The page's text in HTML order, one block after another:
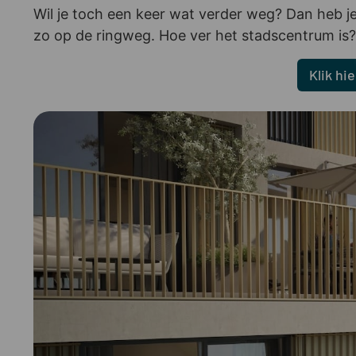
Wil je toch een keer wat verder weg? Dan heb
zo op de ringweg. Hoe ver het stadscentrum
Klik